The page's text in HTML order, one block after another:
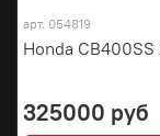
арт. 054819
Honda
325000 руб